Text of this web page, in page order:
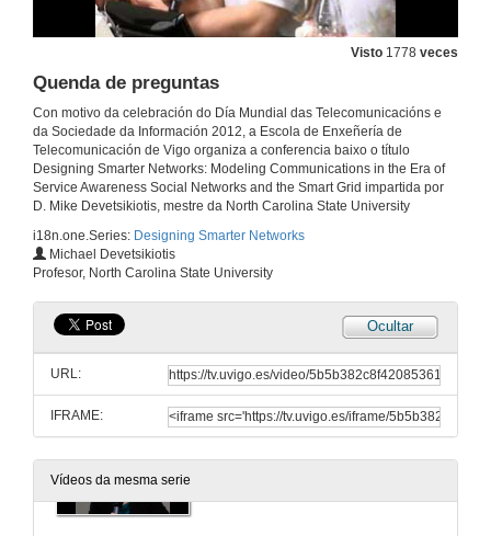
Visto 1778 veces
Quenda de preguntas
Con motivo da celebración do Día Mundial das Telecomunicacións e
da Sociedade da Información 2012, a Escola de Enxeñería de
Telecomunicación de Vigo organiza a conferencia baixo o título
Designing Smarter Networks: Modeling Communications in the Era of
Service Awareness Social Networks and the Smart Grid impartida por
D. Mike Devetsikiotis, mestre da North Carolina State University
i18n.one.Series: Designing Smarter Networks
Michael Devetsikiotis
Profesor, North Carolina State University
Ocultar
URL:
IFRAME:
Vídeos da mesma serie
16 de maio de 2012